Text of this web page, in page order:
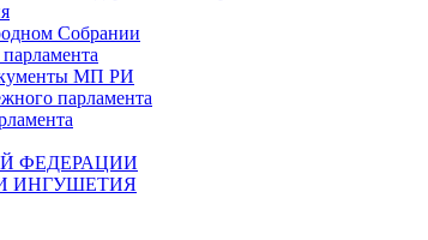
Собрании
МП РИ
парламента
ФЕДЕРАЦИИ
ИНГУШЕТИЯ